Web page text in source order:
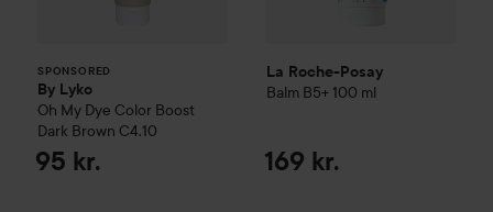
SPONSORED
By Lyko
Oh My Dye Color Boost
Dark Brown C4.10
95 kr.
La Roche-Posay
Balm B5+ 100 ml
169 kr.